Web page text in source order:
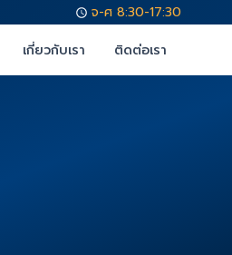
จ-ศ 8:30-17:30
เกี่ยวกับเรา ติดต่อเรา